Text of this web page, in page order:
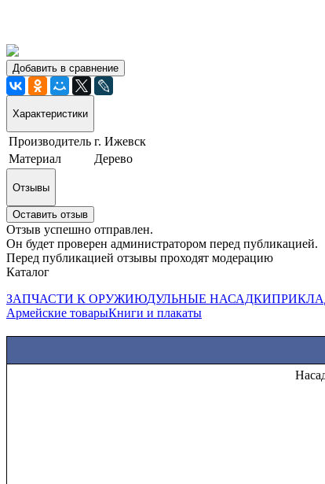
Добавить в сравнение
Характеристики
Производитель г. Ижевск
Материал
Дерево
Отзывы
Оставить отзыв
Отзыв успешно отправлен.
Он будет проверен администратором перед публикацией.
Перед публикацией отзывы проходят модерацию
Каталог
ЗАПЧАСТИ К ОРУЖИЮДУЛЬНЫЕ НАСАДКИ
Армейские товарыКниги и плакаты